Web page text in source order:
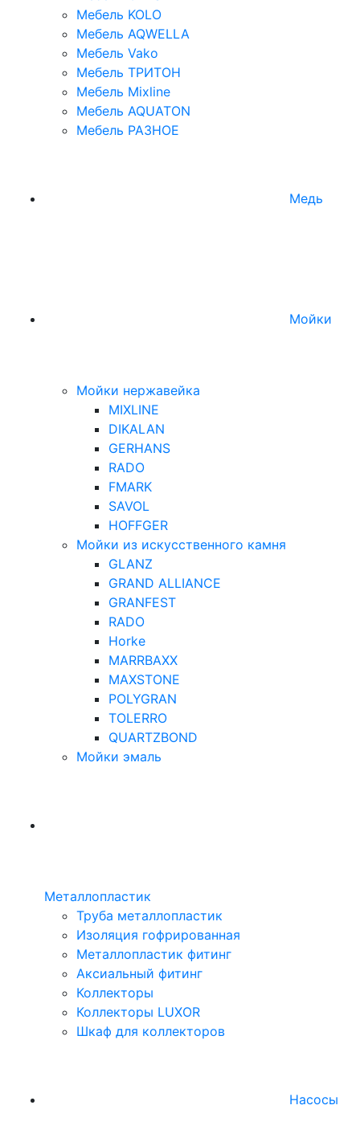
Мебель KOLO
Мебель AQWELLA
Мебель Vako
Мебель ТРИТОН
Мебель Mixline
Мебель AQUATON
Мебель РАЗНОЕ
Медь
Мойки
Мойки нержавейка
MIXLINE
DIKALAN
GERHANS
RADO
FMARK
SAVOL
HOFFGER
Мойки из искусственного камня
GLANZ
GRAND ALLIANCE
GRANFEST
RADO
Horke
MARRBAXX
MAXSTONE
POLYGRAN
TOLERRO
QUARTZBOND
Мойки эмаль
Металлопластик
Труба металлопластик
Изоляция гофрированная
Металлопластик фитинг
Аксиальный фитинг
Коллекторы
Коллекторы LUXOR
Шкаф для коллекторов
Насосы